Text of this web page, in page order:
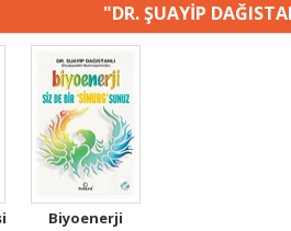
"DR. ŞUAYİP
Biyoenerji